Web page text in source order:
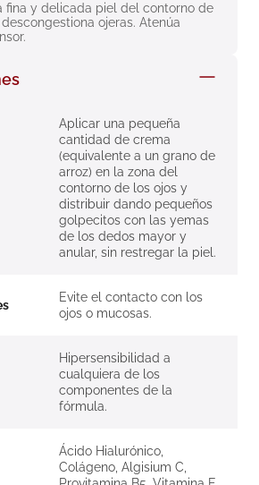
fina y delicada piel del contorno de
ojeras. Atenúa
Aplicar una pequeña
cantidad de crema
(equivalente a un grano de
arroz) en la zona del
contorno de los ojos y
distribuir dando pequeños
golpecitos con las yemas
de los dedos mayor y
anular, sin restregar la piel.
Evite el contacto con los
ojos o mucosas.
Hipersensibilidad a
cualquiera de los
componentes de la
fórmula.
Ácido Hialurónico,
Colágeno, Algisium C,